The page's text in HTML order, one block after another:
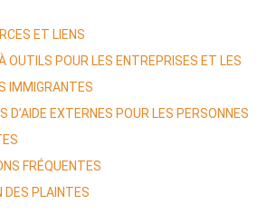
ET LIENS
OUTILS POUR LES ENTREPRISES ET LES
IMMIGRANTES
D’AIDE EXTERNES POUR LES PERSONNES
FRÉQUENTES
DES PLAINTES